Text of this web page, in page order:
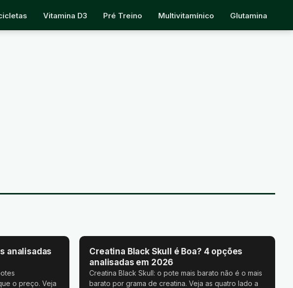
Vitamina D3 Pré Treino Multivitamínico Glutamina
analisadas
o preço. Veja
Creatina Black Skull é Boa? 4 opções
analisadas em 2026
Creatina Black Skull: o pote mais barato não é o mais
barato por grama de creatina. Veja as quatro lado a